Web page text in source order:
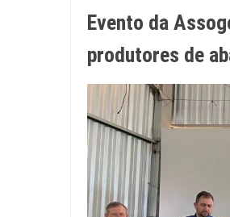
Evento da
produtores de